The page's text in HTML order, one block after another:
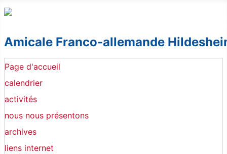
Amicale Franco-allemande
Page d'accueil
calendrier
activités
nous nous présentons
archives
liens internet